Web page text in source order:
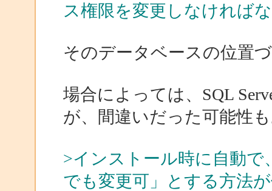
ス権限を変更しなければ
そのデータベースの位置
場合によっては、SQL
が、間違いだった可能性
>インストール時に自動
でも変更可」とする方法